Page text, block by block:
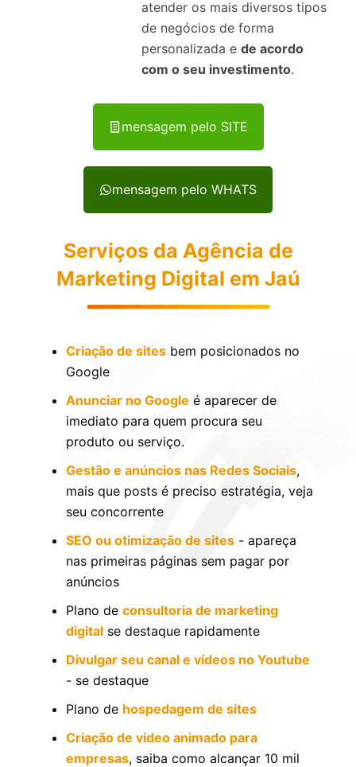
atender os mais diversos tipos
de negócios de forma
personalizada e de acordo
com o seu investimento.
mensagem pelo SITE
mensagem pelo WHATS
Serviços da Agência de
Marketing Digital em Jaú
Criação de sites bem posicionados no
Google
Anunciar no Google é aparecer de
imediato para quem procura seu
produto ou serviço.
Gestão e anúncios nas Redes Sociais,
mais que posts é preciso estratégia, veja
seu concorrente
SEO ou otimização de sites - apareça
nas primeiras páginas sem pagar por
anúncios
Plano de consultoria de marketing
digital se destaque rapidamente
Divulgar seu canal e vídeos no Youtube
- se destaque
Plano de hospedagem de sites
Criação de video animado para
empresas, saiba como alcançar 10 mil